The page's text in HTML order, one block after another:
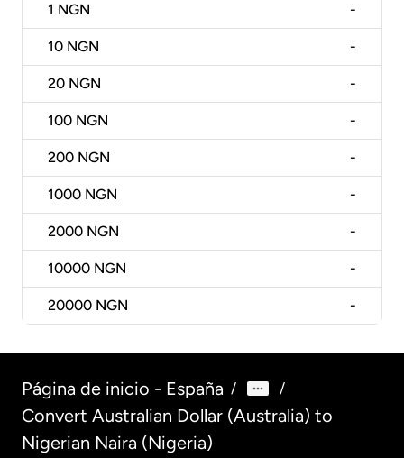
1 NGN -
10 NGN -
20 NGN -
100 NGN -
200 NGN -
1000 NGN -
2000 NGN -
10000 NGN -
20000 NGN -
Página de inicio - España / /
Convert Australian Dollar (Australia) to
Nigerian Naira (Nigeria)